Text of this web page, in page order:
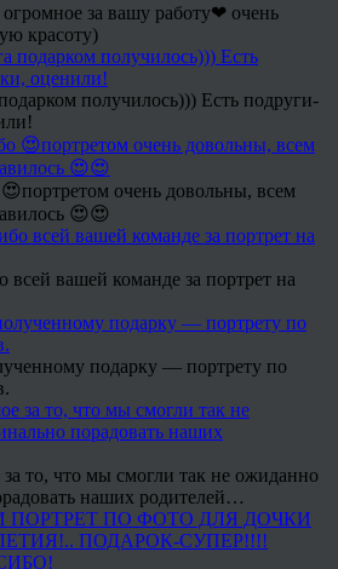
огромное за вашу работу❤ очень
красоту)
получилось))) Есть подруги-
очень довольны, всем
😍😍
всей вашей команде за портрет на
подарку — портрету по
то, что мы смогли так не ожиданно
наших родителей…